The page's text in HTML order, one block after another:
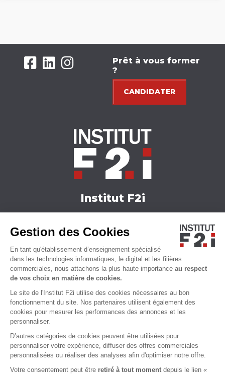
Gestion des Cookies
En tant qu'établissement d’enseignement spécialisé
dans les technologies informatiques, le digital et les filières
commerciales, nous attachons la plus haute importance au respect
de vos choix en matière de cookies.
Le site de l'Institut F2i utilise des cookies nécessaires au bon
fonctionnement du site. Nos partenaires utilisent également des
cookies pour mesurer les performances des annonces et les
personnaliser.
D’autres catégories de cookies peuvent être utilisées pour
personnaliser votre expérience, diffuser des offres commerciales
personnalisées ou réaliser des analyses afin d'optimiser notre offre.
Votre consentement peut être retiré à tout moment depuis le lien «
Prêt à vous former
?
CANDIDATER
Institut F2i
Actualités
Qui sommes-nous ?
Accessibilité